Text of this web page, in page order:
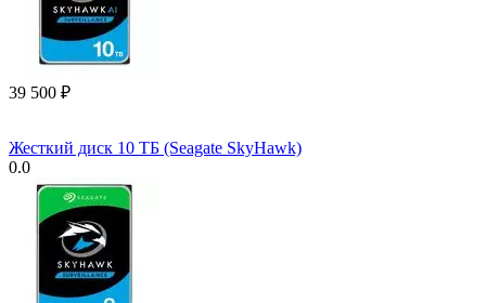
39 500 ₽
Жесткий диск 10 ТБ (Seagate SkyHawk)
0.0